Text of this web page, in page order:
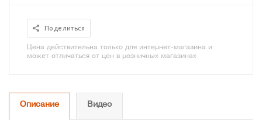
Поделиться
Цена действительна только для интернет-магазина и
может отличаться от цен в розничных магазинах
Описание Видео